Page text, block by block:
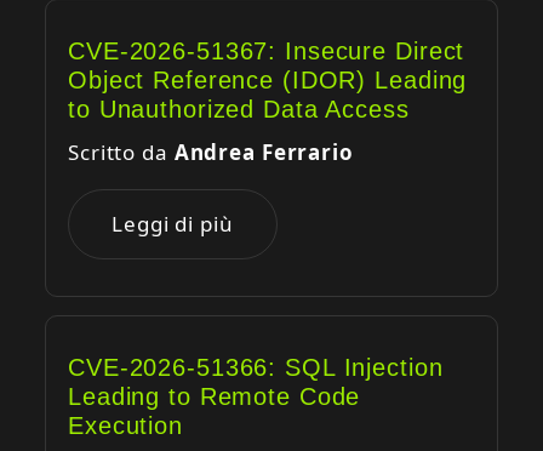
CVE-2026-51367: Insecure Direct
Object Reference (IDOR) Leading
to Unauthorized Data Access
Scritto da Andrea Ferrario
Leggi di più
CVE-2026-51366: SQL Injection
Leading to Remote Code
Execution